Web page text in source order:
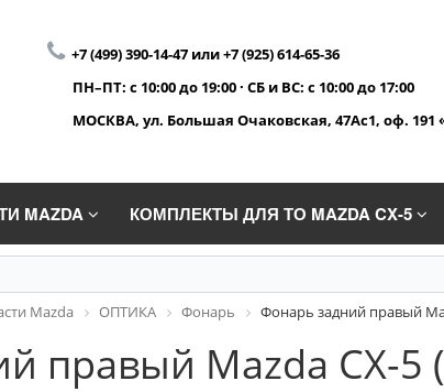
+7 (499) 390-14-47 или +7 (925) 614-65-36
ПН–ПТ: с 10:00 до 19:00 · СБ и ВС: с 10:00 до 17:00
МОСКВА, ул. Большая Очаковская, 47Ас1, оф. 191
MAZDA КОМПЛЕКТЫ ДЛЯ ТО MAZDA CX-5
Mazda ОПТИКА Фонарь Фонарь задний правый
правый Mazda CX-5